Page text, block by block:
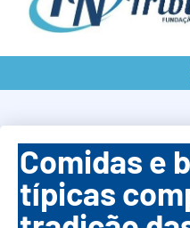
Comidas e
típicas